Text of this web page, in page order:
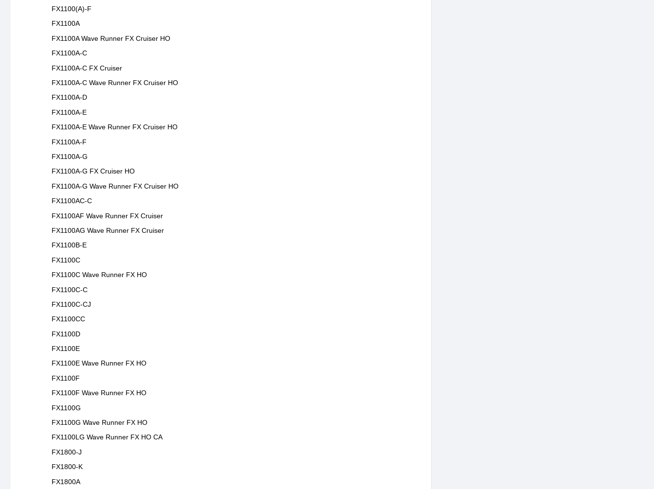
FX1100(A)-F
FX1100A
FX1100A Wave Runner FX Cruiser HO
FX1100A-C
FX1100A-C FX Cruiser
FX1100A-C Wave Runner FX Cruiser HO
FX1100A-D
FX1100A-E
FX1100A-E Wave Runner FX Cruiser HO
FX1100A-F
FX1100A-G
FX1100A-G FX Cruiser HO
FX1100A-G Wave Runner FX Cruiser HO
FX1100AC-C
FX1100AF Wave Runner FX Cruiser
FX1100AG Wave Runner FX Cruiser
FX1100B-E
FX1100C
FX1100C Wave Runner FX HO
FX1100C-C
FX1100C-CJ
FX1100CC
FX1100D
FX1100E
FX1100E Wave Runner FX HO
FX1100F
FX1100F Wave Runner FX HO
FX1100G
FX1100G Wave Runner FX HO
FX1100LG Wave Runner FX HO CA
FX1800-J
FX1800-K
FX1800A